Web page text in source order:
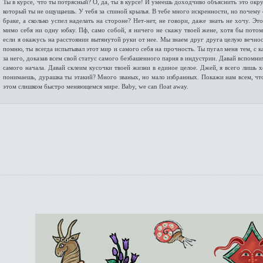
Ты в курсе, что ты потрясный? О, да, ты в курсе! И умеешь доходчиво объяснить это
который ты не ощущаешь. У тебя за спиной крылья. В тебе много искренности, но
браке, а сколько успел наделать на стороне? Нет-нет, не говори, даже знать не хочу.
мимо себя ни одну юбку. Пф, само собой, я ничего не скажу твоей жене, хотя бы
если я окажусь на расстоянии вытянутой руки от нее. Мы знаем друг друга целую
помню, ты всегда испытывал этот мир и самого себя на прочность. Ты пугал меня тем, с
за него, доказав всем свой статус самого безбашенного парня в индустрии. Давай
самого начала. Давай склеим кусочки твоей жизни в единое целое. Джей, я всего
понимаешь, дурашка ты этакий? Много званых, но мало избранных. Покажи нам всем,
этом слишком быстро меняющемся мире. Baby, we can float away.